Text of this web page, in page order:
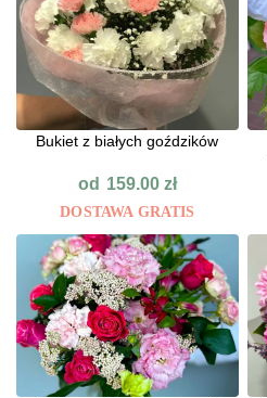
Bukiet z białych goździków
od 159.00 zł
DOSTAWA GRATIS